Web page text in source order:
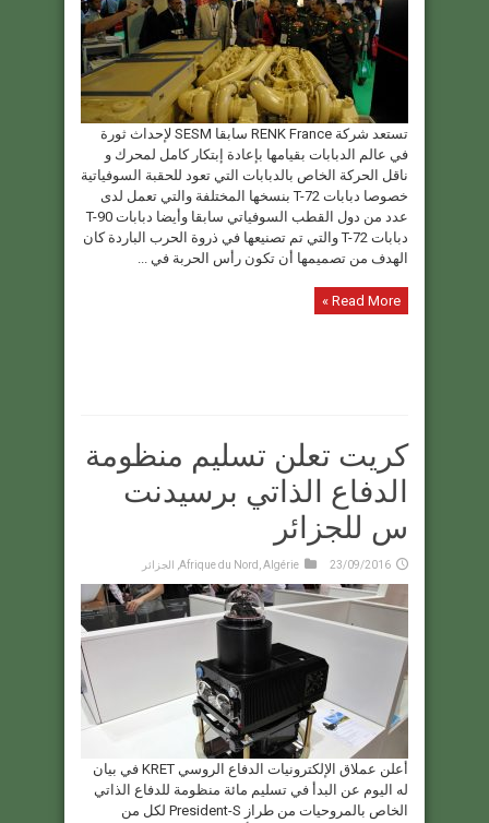
تستعد شركة RENK France سابقا SESM لإحداث ثورة
في عالم الدبابات بقيامها بإعادة إبتكار كامل لمحرك و
ناقل الحركة الخاص بالدبابات التي تعود للحقبة السوفياتية
خصوصا دبابات T-72 بنسخها المختلفة والتي تعمل لدى
عدد من دول القطب السوفياتي سابقا وأيضا دبابات T-90
دبابات T-72 والتي تم تصنيعها في ذروة الحرب الباردة كان
الهدف من تصميمها أن تكون رأس الحربة في ...
Read More »
كريت تعلن تسليم منظومة
الدفاع الذاتي برسيدنت
س للجزائر
23/09/2016
Afrique du Nord Algérie الجزائر
أعلن عملاق الإلكترونيات الدفاع الروسي KRET في بيان
له اليوم عن البدأ في تسليم مائة منظومة للدفاع الذاتي
الخاص بالمروحيات من طراز President-S لكل من